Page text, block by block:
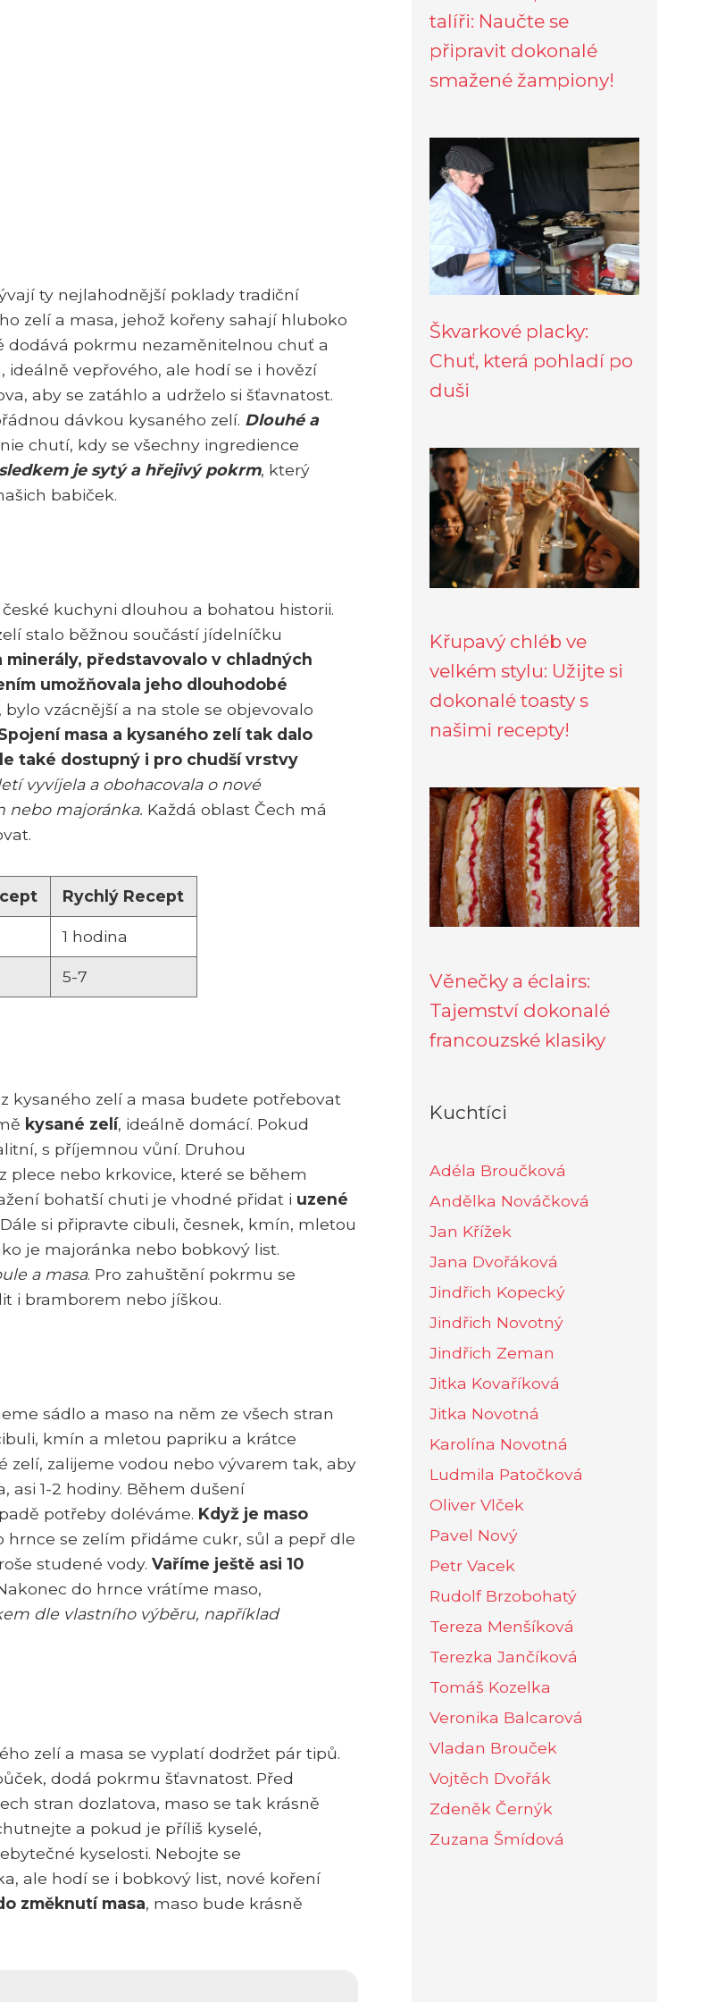
ty nejlahodnější poklady tradiční
zelí a masa, jehož kořeny sahají hluboko
dodává pokrmu nezaměnitelnou chuť a
vepřového, ale hodí se i hovězí
aby se zatáhlo a udrželo si šťavnatost.
dávkou kysaného zelí. Dlouhé a
chutí, kdy se všechny ingredience
je sytý a hřejivý pokrm, který
babiček.
kuchyni dlouhou a bohatou historii.
stalo běžnou součástí jídelníčku
představovalo v chladných
umožňovala jeho dlouhodobé
vzácnější a na stole se objevovalo
masa a kysaného zelí tak dalo
také dostupný i pro chudší vrstvy
vyvíjela a obohacovala o nové
nebo majoránka. Každá oblast Čech má
Rychlý Recept
1 hodina
5-7
kysaného zelí a masa budete potřebovat
kysané zelí, ideálně domácí. Pokud
s příjemnou vůní. Druhou
plece nebo krkovice, které se během
bohatší chuti je vhodné přidat i uzené
si připravte cibuli, česnek, kmín, mletou
je majoránka nebo bobkový list.
a masa. Pro zahuštění pokrmu se
i bramborem nebo jíškou.
sádlo a maso na něm ze všech stran
kmín a mletou papriku a krátce
zalijeme vodou nebo vývarem tak, aby
1-2 hodiny. Během dušení
potřeby doléváme. Když je maso
hrnce se zelím přidáme cukr, sůl a pepř dle
studené vody. Vaříme ještě asi 10
do hrnce vrátíme maso,
dle vlastního výběru, například
zelí a masa se vyplatí dodržet pár tipů.
dodá pokrmu šťavnatost. Před
stran dozlatova, maso se tak krásně
a pokud je příliš kyselé,
kyselosti. Nebojte se
ale hodí se i bobkový list, nové koření
změknutí masa, maso bude krásně
talíři: Naučte se
připravit dokonalé
smažené žampiony!
Škvarkové placky:
Chuť, která pohladí po
duši
Křupavý chléb ve
velkém stylu: Užijte si
dokonalé toasty s
našimi recepty!
Věnečky a éclairs:
Tajemství dokonalé
francouzské klasiky
Kuchtíci
Adéla Broučková
Andělka Nováčková
Jan Křížek
Jana Dvořáková
Jindřich Kopecký
Jindřich Novotný
Jindřich Zeman
Jitka Kovaříková
Jitka Novotná
Karolína Novotná
Ludmila Patočková
Oliver Vlček
Pavel Nový
Petr Vacek
Rudolf Brzobohatý
Tereza Menšíková
Terezka Jančíková
Tomáš Kozelka
Veronika Balcarová
Vladan Brouček
Vojtěch Dvořák
Zdeněk Černýk
Zuzana Šmídová